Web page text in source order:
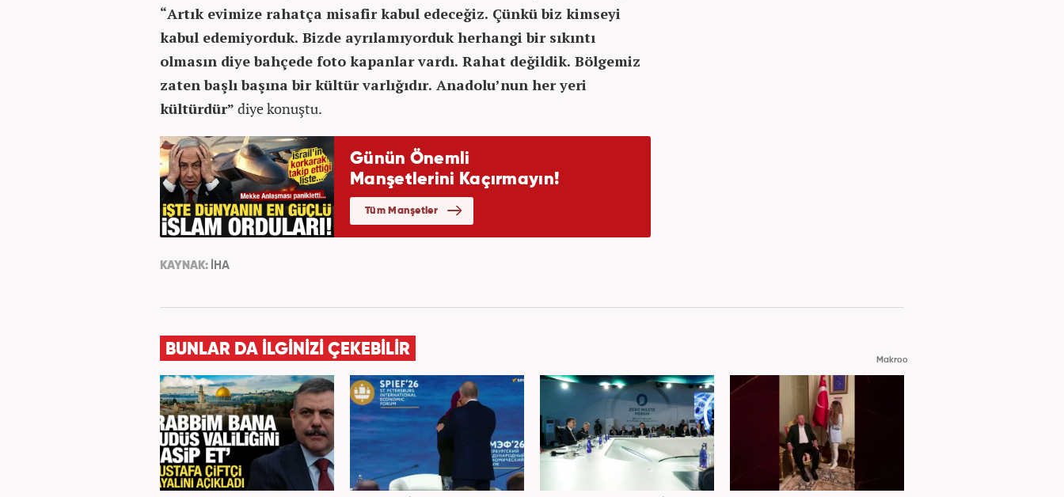
“Artık evimize rahatça misafir kabul edeceğiz. Çünkü biz kimseyi
kabul edemiyorduk. Bizde ayrılamıyorduk herhangi bir sıkıntı
olmasın diye bahçede foto kapanlar vardı. Rahat değildik. Bölgemiz
zaten başlı başına bir kültür varlığıdır. Anadolu’nun her yeri
kültürdür” diye konuştu.
KAYNAK: İHA
BUNLAR DA İLGİNİZİ ÇEKEBİLİR
Makroo